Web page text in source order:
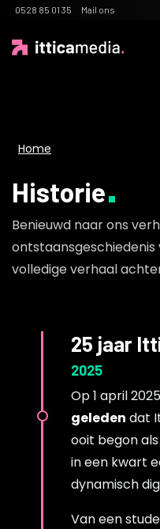
0528 85 01 35 Mail ons
Home
Historie
Benieuwd naar ons
ontstaansgeschiedenis
volledige verhaal
25 jaar
2025
Op 1 april
geleden dat
ooit begon
in een kwart
dynamisch
Van een